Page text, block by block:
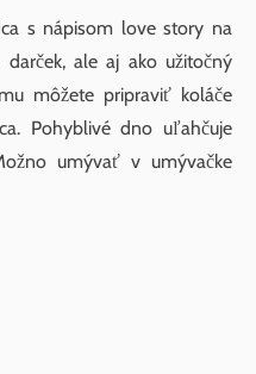
s nápisom love story na
ale aj ako užitočný
môžete pripraviť koláče
Pohyblivé dno uľahčuje
umývať v umývačke